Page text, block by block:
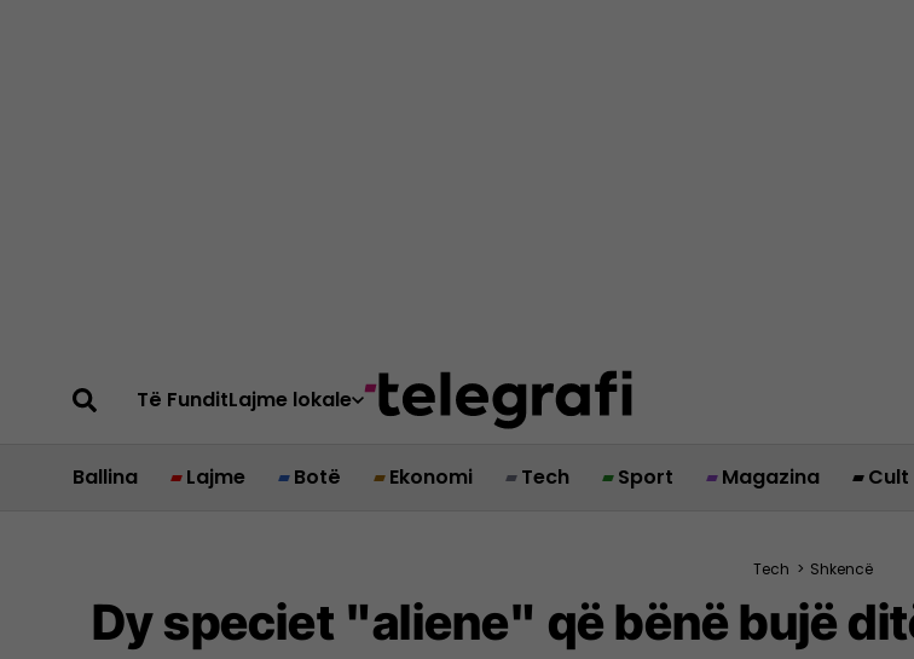
Të FunditLajme lokale
Ballina Lajme Botë Ekonomi Tech Sport Magazina Cult
Tech > Shkencë
Dy speciet "aliene" që bënë bujë